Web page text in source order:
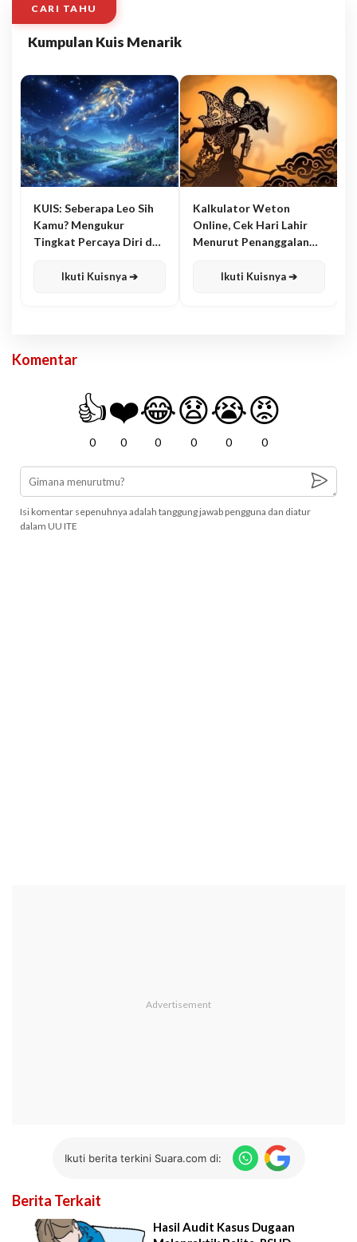
CARI TAHU
Kumpulan Kuis Menarik
KUIS: Seberapa Leo Sih
Kamu? Mengukur
Tingkat Percaya Diri dan
Ikuti Kuisnya ➔
Kalkulator Weton
Online, Cek Hari Lahir
Menurut Penanggalan
Ikuti Kuisnya ➔
Komentar
👍
0
❤️
0
😂
0
😧
0
😭
0
😡
0
Isi komentar sepenuhnya adalah tanggung jawab pengguna dan diatur
dalam UU ITE
Ikuti berita terkini Suara.com di:
Berita Terkait
Hasil Audit Kasus Dugaan